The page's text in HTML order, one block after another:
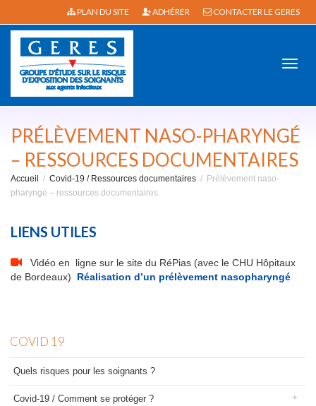
PLAN DU SITE ADHÉRER CONTACTER LE GERES
PRÉLÈVEMENT NASO-PHARYNGÉ
– RESSOURCES DOCUMENTAIRES
Accueil Covid-19 / Ressources documentaires
Prélèvement naso-
pharyngé – ressources documentaires
LIENS UTILES
Vidéo en ligne sur le site du RéPias (avec le CHU Hôpitaux
de Bordeaux)
Réalisation d’un prélèvement nasopharyngé
COVID 19
Quels risques pour les soignants ?
Covid-19 / Comment se protéger ?